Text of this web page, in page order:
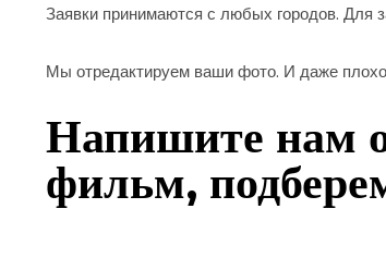
Заявки принимаются с любых городов.
Мы отредактируем ваши фото. И даже
Напишите нам
фильм,